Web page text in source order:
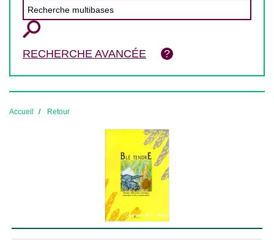
RECHERCHE AVANCÉE
Accueil Retour